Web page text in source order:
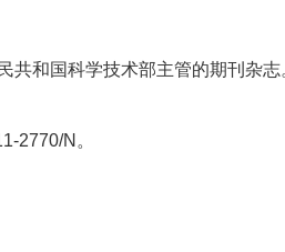
和国科学技术部主管的期刊杂志
2770/N。